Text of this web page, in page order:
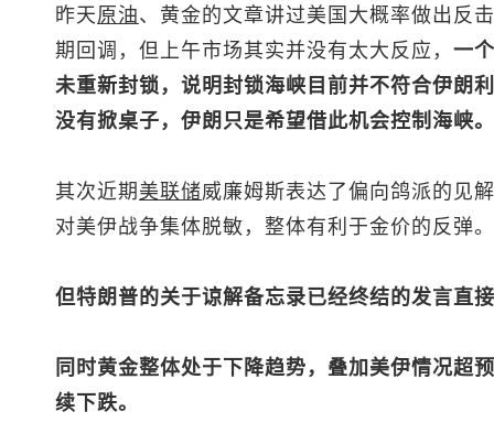
昨天原油、黄金的文章讲过美国大概率做出反
期回调，但上午市场其实并没有太大反应， 一
未重新封锁，说明封锁海峡目前并不符合伊朗
没有掀桌子，伊朗只是希望借此机会控制海峡。
其次近期 美联储威廉姆斯表达了偏向鸽派的见
对美伊战争集体脱敏，整体有利于金价的反弹。
但特朗普的关于谅解备忘录已经终结的发言直
同时黄金整体处于下降趋势，叠加美伊情况超
续下跌。